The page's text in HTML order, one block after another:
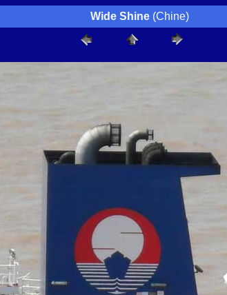
Wide Shine (Chine)